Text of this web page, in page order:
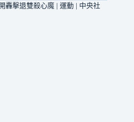
擊退雙殺心魔 | 運動 | 中央社